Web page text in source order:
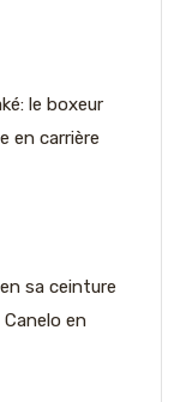
le boxeur
en carrière
sa ceinture
en